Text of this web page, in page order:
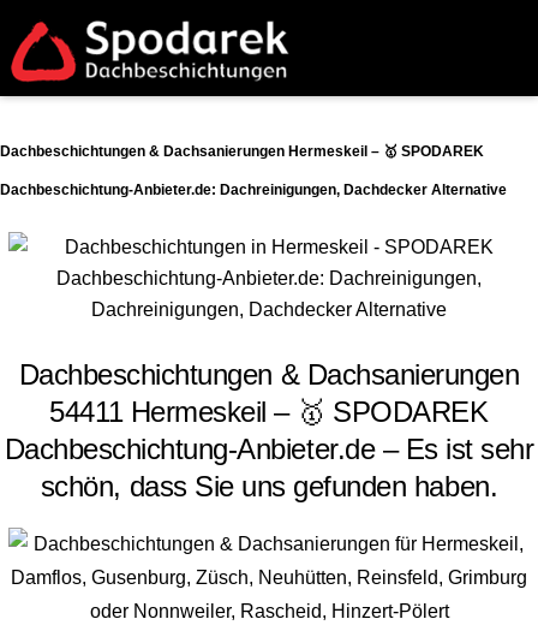
Dachbeschichtungen & Dachsanierungen Hermeskeil – 🥇 SPODAREK
Dachbeschichtung-Anbieter.de: Dachreinigungen, Dachdecker Alternative
Dachbeschichtungen & Dachsanierungen
54411 Hermeskeil – 🥇 SPODAREK
Dachbeschichtung-Anbieter.de – Es ist sehr
schön, dass Sie uns gefunden haben.